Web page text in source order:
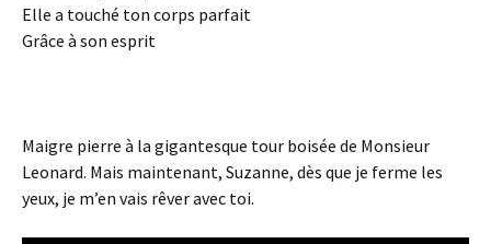
Elle a touché ton corps parfait
Grâce à son esprit
Maigre pierre à la gigantesque tour boisée de Monsieur
Leonard. Mais maintenant, Suzanne, dès que je ferme les
yeux, je m’en vais rêver avec toi.